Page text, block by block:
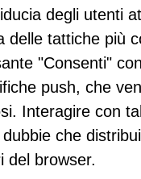
degli utenti
delle tattiche più
"Consenti"
push, che
Interagire con
che
del browser.